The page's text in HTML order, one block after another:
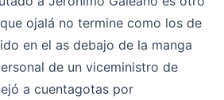
ojalá no termine como los de
en el as debajo de la manga
de un viceministro de
a cuentagotas por